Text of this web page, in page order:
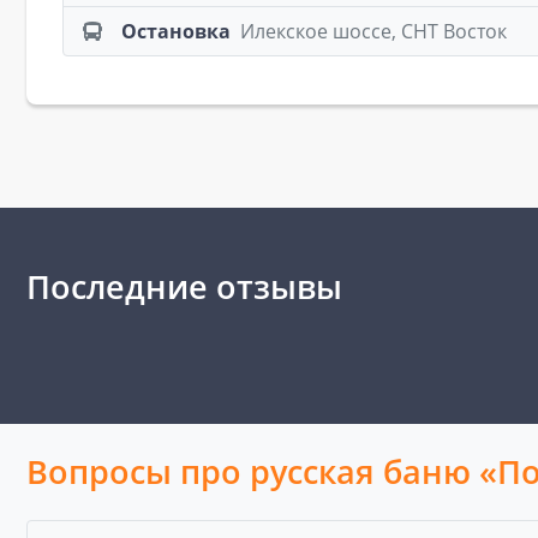
Остановка Илекское шоссе, СНТ Восток
Последние отзывы
Вопросы про русская баню